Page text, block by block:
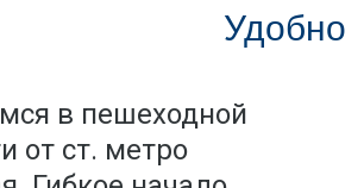
Удобно
в пешеходной
от ст. метро